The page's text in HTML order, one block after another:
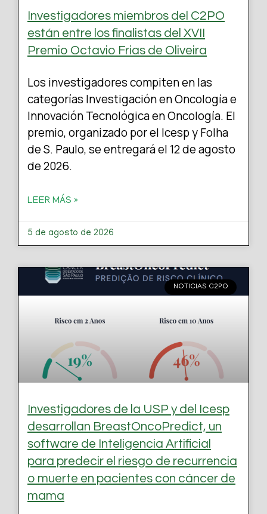
Investigadores miembros del C2PO
están entre los finalistas del XVII
Premio Octavio Frias de Oliveira
Los investigadores compiten en las
categorías Investigación en Oncología e
Innovación Tecnológica en Oncología. El
premio, organizado por el Icesp y Folha
de S. Paulo, se entregará el 12 de agosto
de 2026.
LEER MÁS »
5 de agosto de 2026
NOTICIAS C2PO
Investigadores de la USP y del Icesp
desarrollan BreastOncoPredict, un
software de Inteligencia Artificial
para predecir el riesgo de recurrencia
o muerte en pacientes con cáncer de
mama